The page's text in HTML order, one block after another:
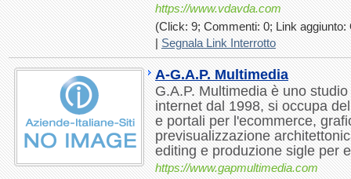
https://www.vdavda.com
(Click: 9; Commenti: 0; Link aggiunto:
|Segnala Link Interrotto
A-G.A.P. Multimedia
G.A.P. Multimedia è uno
internet dal 1998, si occupa
e portali per l'ecommerce,
previsualizzazione
editing e produzione sigle per
https://www.gapmultimedia.com